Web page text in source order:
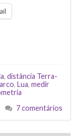
, distância Terra-
, Lua, medir
7 comentários